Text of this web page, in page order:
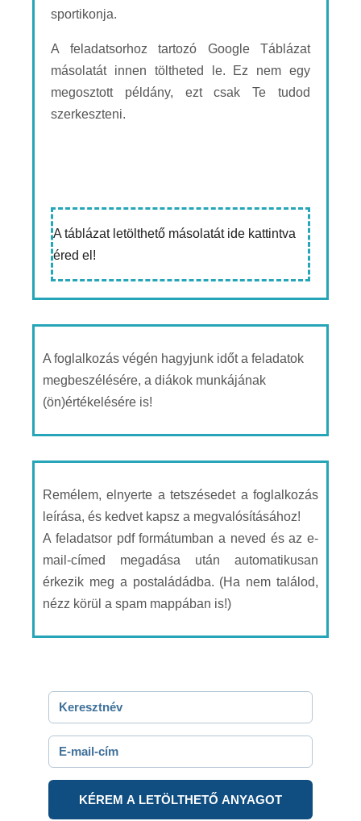
sportikonja.
A feladatsorhoz tartozó Google Táblázat
másolatát innen töltheted le. Ez nem egy
megosztott példány, ezt csak Te tudod
szerkeszteni.
A táblázat letölthető másolatát ide kattintva
éred el!
A foglalkozás végén hagyjunk időt a feladatok
megbeszélésére, a diákok munkájának
(ön)értékelésére is!
Remélem, elnyerte a tetszésedet a foglalkozás
leírása, és kedvet kapsz a megvalósításához!
A feladatsor pdf formátumban a neved és az e-
mail-címed megadása után automatikusan
érkezik meg a postaládádba. (Ha nem találod,
nézz körül a spam mappában is!)
KÉREM A LETÖLTHETŐ ANYAGOT